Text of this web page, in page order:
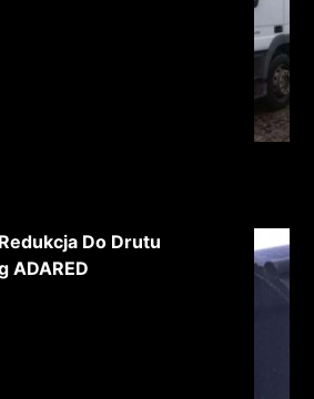
Do Drutu
ADARED